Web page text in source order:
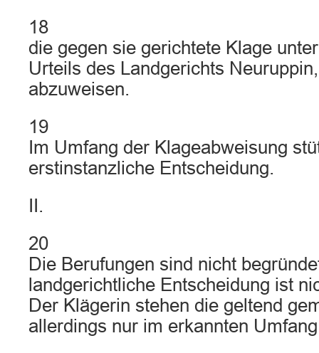
18
die gegen sie gerichtete Klage
Urteils des Landgerichts
abzuweisen.
19
Im Umfang der Klageabweisung
erstinstanzliche Entscheidung.
II.
20
Die Berufungen sind nicht
landgerichtliche Entscheidung ist
Der Klägerin stehen die geltend
allerdings nur im erkannten